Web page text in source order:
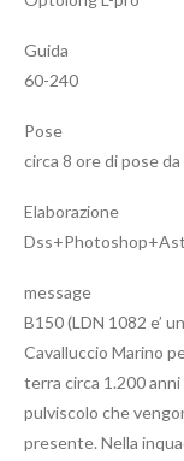
Guida
60-240
Pose
circa 8 ore di pose
Elaborazione
message
B150 (LDN 1082 e’
Cavalluccio Marino
terra circa 1.200 anni
pulviscolo che
presente. Nella